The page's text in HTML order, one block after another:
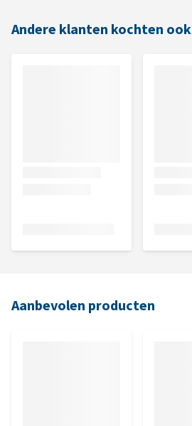
Andere klanten kochten ook
Aanbevolen producten